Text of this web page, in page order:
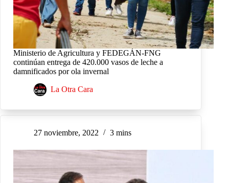
Ministerio de Agricultura y FEDEGÁN-FNG
continúan entrega de 420.000 vasos de leche a
damnificados por ola invernal
La Otra Cara
27 noviembre, 2022 3 mins